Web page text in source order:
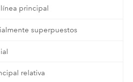
principal
superpuestos
relativa